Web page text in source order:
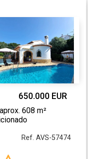
650.000 EUR
608 m²
Ref. AVS-57474